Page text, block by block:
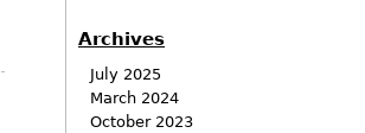
Archives
July 2025
March 2024
October 2023